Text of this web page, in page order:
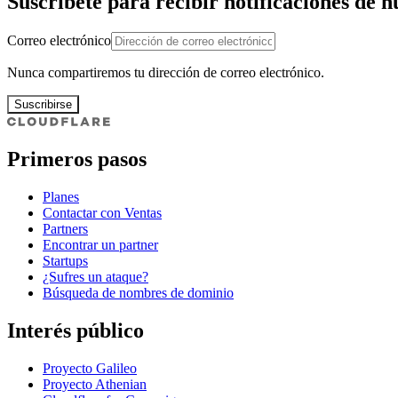
Correo electrónico
Nunca compartiremos tu dirección de correo electrónico.
Suscribirse
Primeros pasos
Planes
Contactar con Ventas
Partners
Encontrar un partner
Startups
¿Sufres un ataque?
Búsqueda de nombres de dominio
Interés público
Proyecto Galileo
Proyecto Athenian